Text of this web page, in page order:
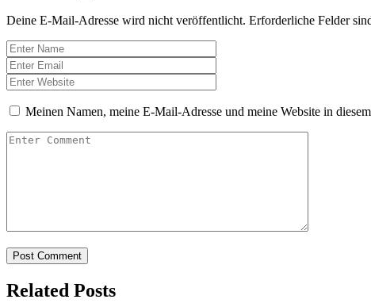
Deine E-Mail-Adresse wird nicht veröffentlicht. Erforderliche Felder
Meinen Namen, meine E-Mail-Adresse und meine Website in
Related Posts